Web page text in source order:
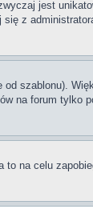
jest
się z
od szablonu).
na forum tylko
to na celu